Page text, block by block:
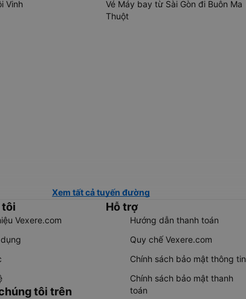
Vinh
Vé Máy bay từ Sài Gòn đi Buôn Ma
Thuột
Xem tất cả tuyến đường
tôi
Vexere.com
tôi trên
Hỗ trợ
Hướng dẫn thanh toán
Quy chế Vexere.com
Chính sách bảo mật thông tin
Chính sách bảo mật thanh
toán